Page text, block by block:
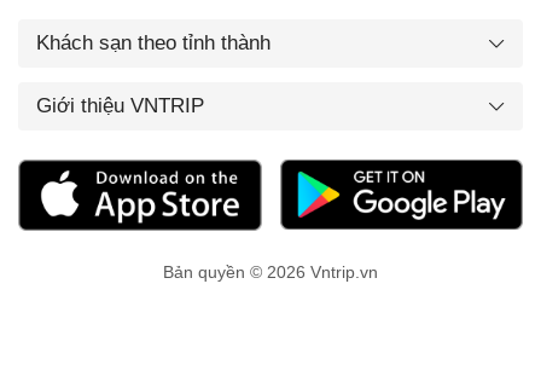
Khách sạn theo tỉnh thành
Giới thiệu VNTRIP
Bản quyền © 2026 Vntrip.vn